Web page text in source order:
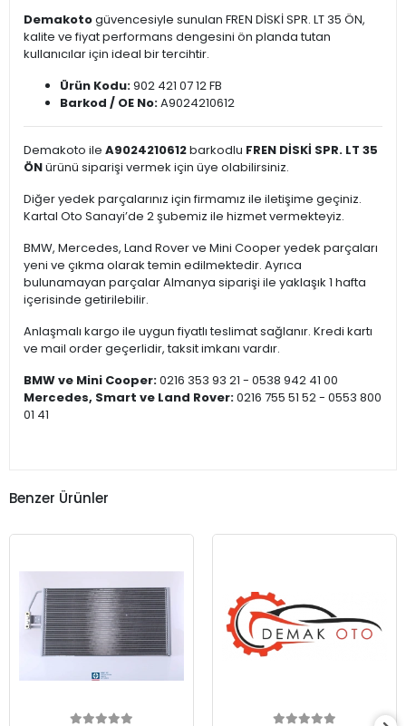
Demakotogüvencesiyle sunulan FREN DİSKİ SPR. LT 35 ÖN,
kalite ve fiyat performans dengesini ön planda tutan
kullanıcılar için ideal bir tercihtir.
Ürün Kodu:902 421 07 12 FB
Barkod / OE No:A9024210612
Demakoto ile A9024210612barkodlu FREN DİSKİ SPR. LT 35
ÖNürünü siparişi vermek için üye olabilirsiniz.
Diğer yedek parçalarınız için firmamız ile iletişime geçiniz.
Kartal Oto Sanayi’de 2 şubemiz ile hizmet vermekteyiz.
BMW, Mercedes, Land Rover ve Mini Cooper yedek parçaları
yeni ve çıkma olarak temin edilmektedir. Ayrıca
bulunamayan parçalar Almanya siparişi ile yaklaşık 1 hafta
içerisinde getirilebilir.
Anlaşmalı kargo ile uygun fiyatlı teslimat sağlanır. Kredi kartı
ve mail order geçerlidir, taksit imkanı vardır.
BMW ve Mini Cooper:0216 353 93 21 - 0538 942 41 00
Mercedes, Smart ve Land Rover:0216 755 51 52 - 0553 800
01 41
Benzer Ürünler